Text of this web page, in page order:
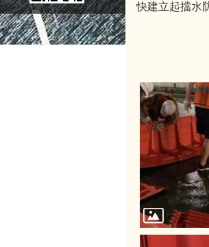
快建立起擋水